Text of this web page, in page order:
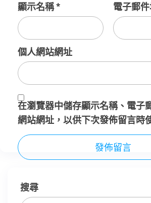
顯示名稱* 電子郵
個人網站網址
在瀏覽器中儲存顯示名稱、電子
網站網址，以供下次發佈留言時
搜尋